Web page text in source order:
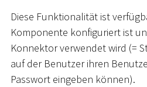
Diese Funktionalität ist
Komponente konfiguriert ist
Konnektor verwendet wird (=
auf der Benutzer ihren
Passwort eingeben können).